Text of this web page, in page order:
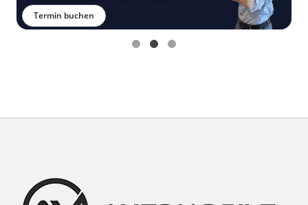
Termin buchen